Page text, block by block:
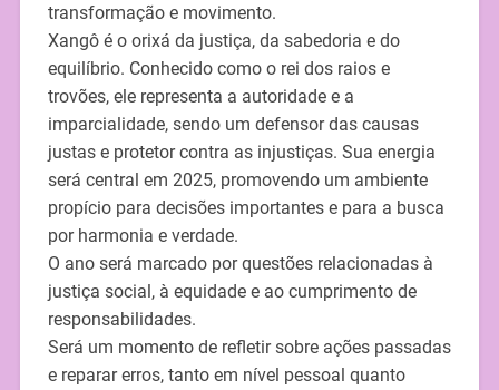
transformação e movimento.
Xangô é o orixá da justiça, da sabedoria e do
equilíbrio. Conhecido como o rei dos raios e
trovões, ele representa a autoridade e a
imparcialidade, sendo um defensor das causas
justas e protetor contra as injustiças. Sua energia
será central em 2025, promovendo um ambiente
propício para decisões importantes e para a busca
por harmonia e verdade.
O ano será marcado por questões relacionadas à
justiça social, à equidade e ao cumprimento de
responsabilidades.
Será um momento de refletir sobre ações passadas
e reparar erros, tanto em nível pessoal quanto